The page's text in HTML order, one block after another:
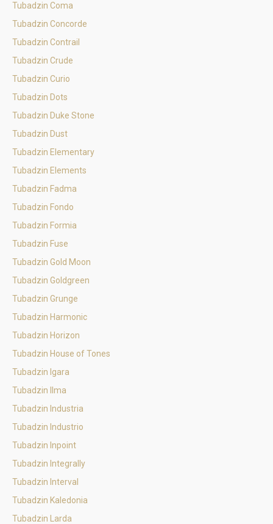
Tubadzin Coma
Tubadzin Concorde
Tubadzin Contrail
Tubadzin Crude
Tubadzin Curio
Tubadzin Dots
Tubadzin Duke Stone
Tubadzin Dust
Tubadzin Elementary
Tubadzin Elements
Tubadzin Fadma
Tubadzin Fondo
Tubadzin Formia
Tubadzin Fuse
Tubadzin Gold Moon
Tubadzin Goldgreen
Tubadzin Grunge
Tubadzin Harmonic
Tubadzin Horizon
Tubadzin House of Tones
Tubadzin Igara
Tubadzin Ilma
Tubadzin Industria
Tubadzin Industrio
Tubadzin Inpoint
Tubadzin Integrally
Tubadzin Interval
Tubadzin Kaledonia
Tubadzin Larda